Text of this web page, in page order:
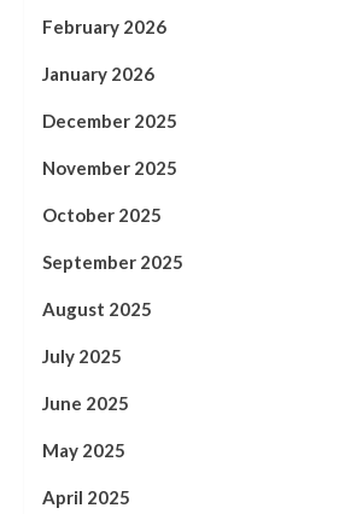
February 2026
January 2026
December 2025
November 2025
October 2025
September 2025
August 2025
July 2025
June 2025
May 2025
April 2025